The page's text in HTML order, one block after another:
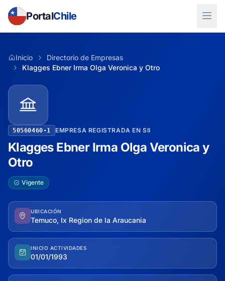
PortalChile
Inicio
Directorio de Empresas
Klagges Ebner Irma Olga Veronica y Otro
50560460-1 EMPRESA REGISTRADA EN SII
Klagges Ebner Irma Olga Veronica y
Otro
Vigente
UBICACIÓN
Temuco, Ix Region de la Araucania
INICIO ACTIVIDADES
01/01/1993